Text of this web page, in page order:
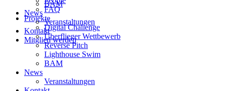
FAQ
Projekte
Digital Challenge
Überflieger Wettbewerb
Reverse Pitch
Lighthouse Swim
BAM
News
Veranstaltungen
BAM
News
Veranstaltungen
Kontakt
Mitglied werden